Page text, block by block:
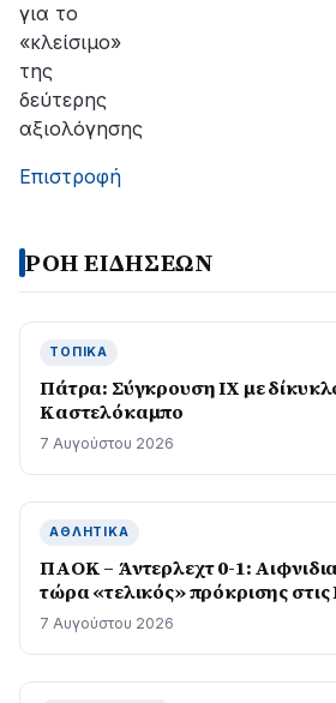
για το
«κλείσιμο»
της
δεύτερης
αξιολόγησης
Επιστροφή
ΡΟΗ ΕΙΔΗΣΕΩΝ
ΤΟΠΙΚΆ
Πάτρα: Σύγκρουση ΙΧ με
Καστελόκαμπο
7 Αυγούστου 2026
ΑΘΛΗΤΙΚΆ
ΠΑΟΚ – Άντερλεχτ 0-1:
τώρα «τελικός» πρόκρισης στις
7 Αυγούστου 2026